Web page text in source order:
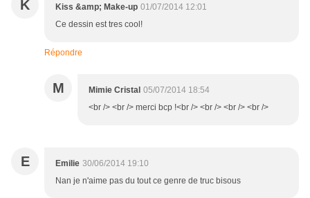
K Kiss &amp; Make-up 01/07/2014 12:01
Ce dessin est tres cool!
Répondre
M Mimie Cristal 05/07/2014 18:54
<br /> <br /> merci bcp !<br /> <br /> <br /> <br />
E Emilie 30/06/2014 19:10
Nan je n'aime pas du tout ce genre de truc bisous